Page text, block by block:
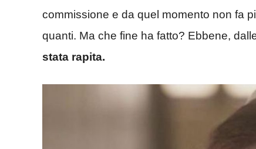
commissione e da quel momento non fa
quanti. Ma che fine ha fatto? Ebbene,
stata rapita.